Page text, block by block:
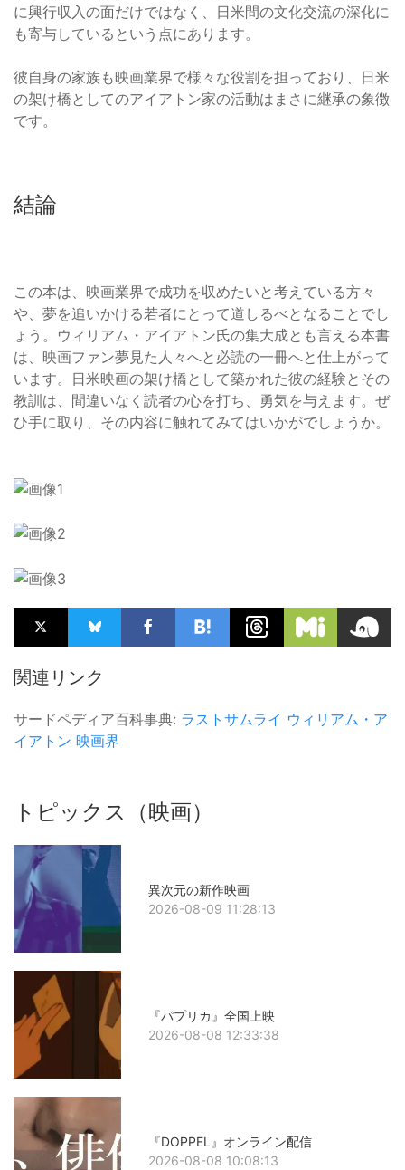
に興行収入の面だけではなく、日米間の文化交流の深化に
も寄与しているという点にあります。
彼自身の家族も映画業界で様々な役割を担っており、日米
の架け橋としてのアイアトン家の活動はまさに継承の象徴
です。
結論
この本は、映画業界で成功を収めたいと考えている方々
や、夢を追いかける若者にとって道しるべとなることでし
ょう。ウィリアム・アイアトン氏の集大成とも言える本書
は、映画ファン夢見た人々へと必読の一冊へと仕上がって
います。日米映画の架け橋として築かれた彼の経験とその
教訓は、間違いなく読者の心を打ち、勇気を与えます。ぜ
ひ手に取り、その内容に触れてみてはいかがでしょうか。
関連リンク
サードペディア百科事典: ラストサムライ ウィリアム・ア
イアトン 映画界
トピックス（映画）
異次元の新作映画
2026-08-09 11:28:13
『パプリカ』全国上映
2026-08-08 12:33:38
『DOPPEL』オンライン配信
2026-08-08 10:08:13